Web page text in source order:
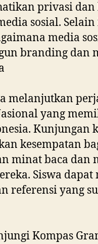
privasi dan
sosial.
media
branding dan
melanjutkan
yang
Kunjungan
kesempatan
minat baca dan
Siswa
referensi yang
Kompas